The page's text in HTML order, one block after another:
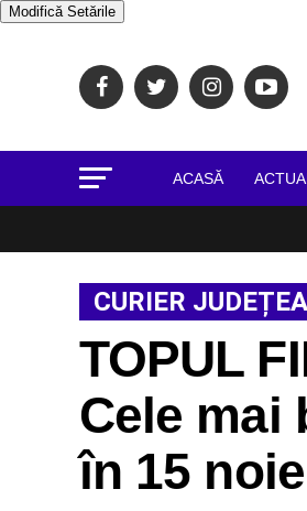
Modifică Setările
ACASĂ
CURIER
TOPUL
Cele mai
în 15